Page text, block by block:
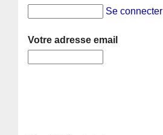
Se connecter
Votre adresse email